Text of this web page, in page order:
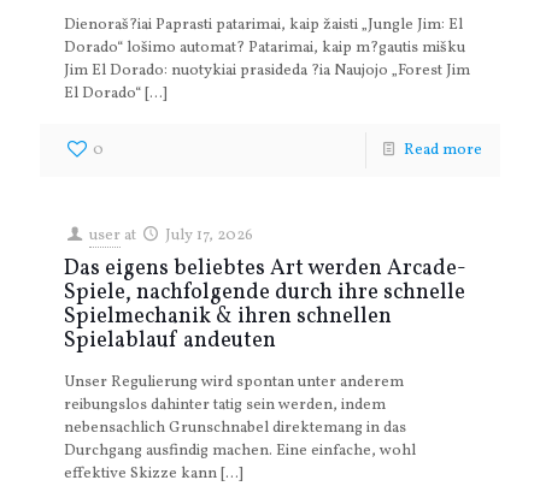
Dienoraš?iai Paprasti patarimai, kaip žaisti „Jungle Jim: El
Dorado“ lošimo automat? Patarimai, kaip m?gautis mišku
Jim El Dorado: nuotykiai prasideda ?ia Naujojo „Forest Jim
El Dorado“[…]
0 Read more
user at July 17, 2026
Das eigens beliebtes Art werden Arcade-
Spiele, nachfolgende durch ihre schnelle
Spielmechanik & ihren schnellen
Spielablauf andeuten
Unser Regulierung wird spontan unter anderem
reibungslos dahinter tatig sein werden, indem
nebensachlich Grunschnabel direktemang in das
Durchgang ausfindig machen. Eine einfache, wohl
effektive Skizze kann[…]